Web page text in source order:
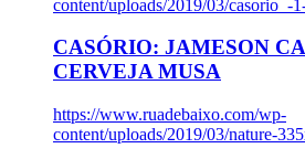
content/uploads/2019/03/casorio_-
CASÓRIO: JAMESON
CERVEJA MUSA
https://www.ruadebaixo.com/wp-
content/uploads/2019/03/nature-